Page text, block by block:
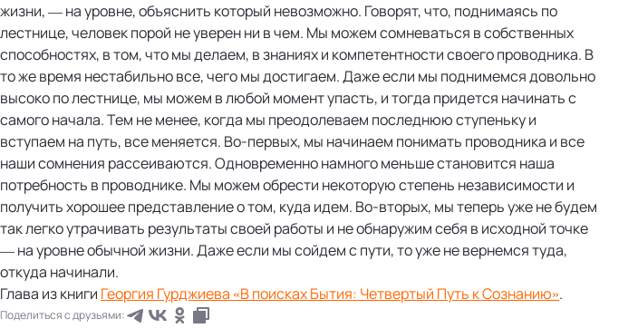
жизни, — на уровне, объяснить который невозможно. Говорят, что, поднимаясь по
лестнице, человек порой не уверен ни в чем. Мы можем сомневаться в собственных
способностях, в том, что мы делаем, в знаниях и компетентности своего проводника. В
то же время нестабильно все, чего мы достигаем. Даже если мы поднимемся довольно
высоко по лестнице, мы можем в любой момент упасть, и тогда придется начинать с
самого начала. Тем не менее, когда мы преодолеваем последнюю ступеньку и
вступаем на путь, все меняется. Во-первых, мы начинаем понимать проводника и все
наши сомнения рассеиваются. Одновременно намного меньше становится наша
потребность в проводнике. Мы можем обрести некоторую степень независимости и
получить хорошее представление о том, куда идем. Во-вторых, мы теперь уже не будем
так легко утрачивать результаты своей работы и не обнаружим себя в исходной точке
— на уровне обычной жизни. Даже если мы сойдем с пути, то уже не вернемся туда,
откуда начинали.
Глава из книги Георгия Гурджиева «В поисках Бытия: Четвертый Путь к Сознанию».
Поделиться с друзьями: